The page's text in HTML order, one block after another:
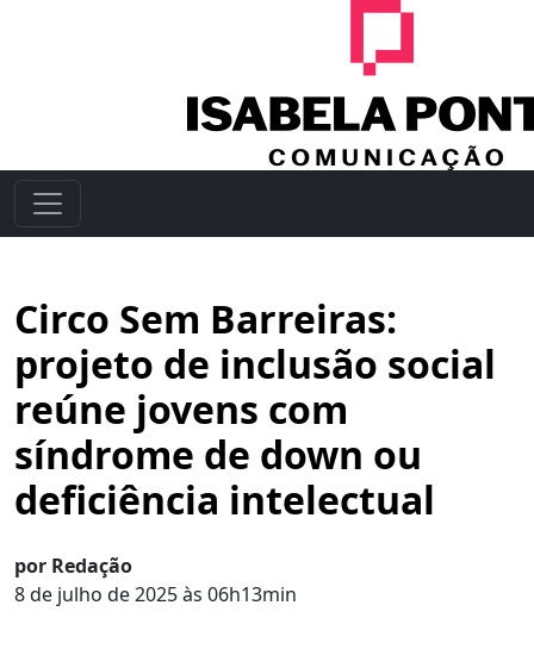
Circo Sem Barreiras:
projeto de inclusão social
reúne jovens com
síndrome de down ou
deficiência intelectual
por Redação
8 de julho de 2025 às 06h13min